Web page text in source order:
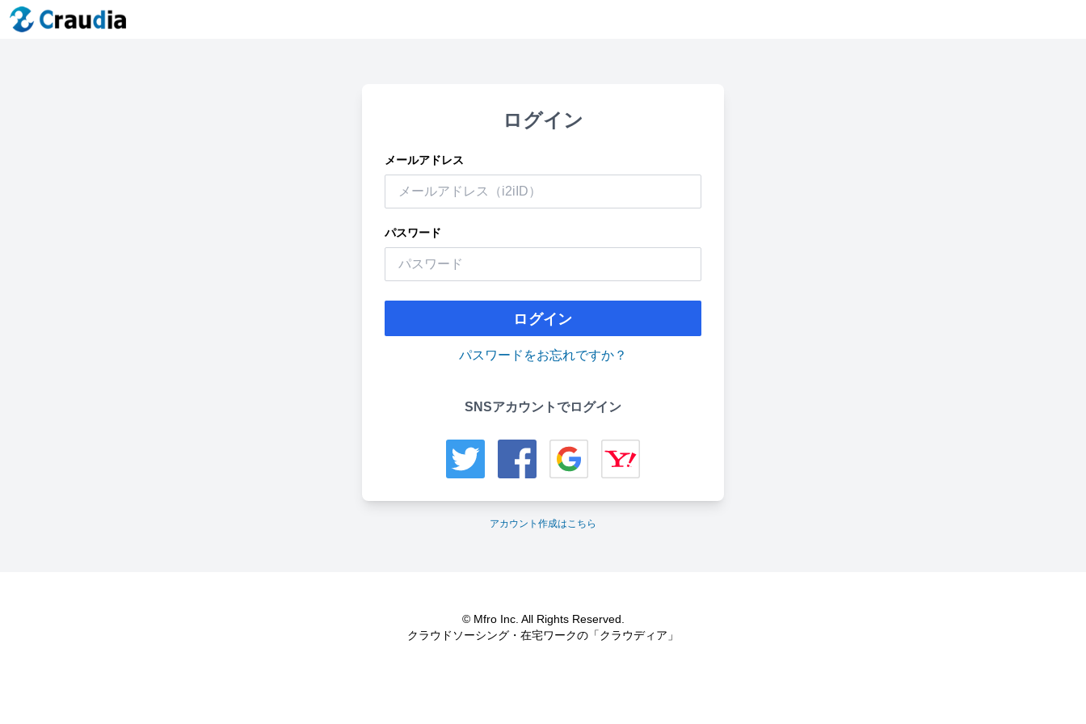
ログイン
メールアドレス
パスワード
ログイン
パスワードをお忘れですか？
SNSアカウントでログイン
アカウント作成はこちら
© Mfro Inc. All Rights Reserved.
クラウドソーシング・在宅ワークの「クラウディア」